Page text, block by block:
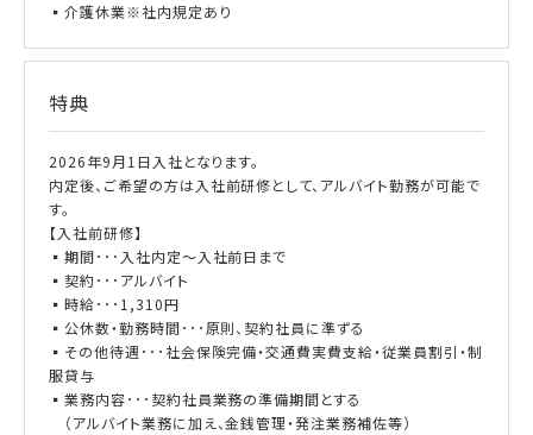
▪介護休業※社内規定あり
特典
2026年9月1日入社となります。
内定後、ご希望の方は入社前研修として、アルバイト勤務が可能で
す。
【入社前研修】
▪期間･･･入社内定～入社前日まで
▪契約･･･アルバイト
▪時給･･･1,310円
▪公休数・勤務時間･･･原則、契約社員に準ずる
▪その他待遇･･･社会保険完備・交通費実費支給・従業員割引・制
服貸与
▪業務内容･･･契約社員業務の準備期間とする
（アルバイト業務に加え、金銭管理・発注業務補佐等）